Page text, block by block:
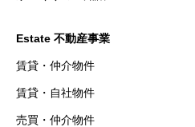
Estate 不動産事業
賃貸・仲介物件
賃貸・自社物件
売買・仲介物件